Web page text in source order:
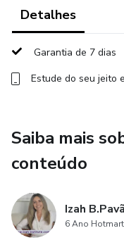
Detalhes
Garantia de 7 dias
Estude do seu jeito
Saiba mais
conteúdo
Izah
6 Ano